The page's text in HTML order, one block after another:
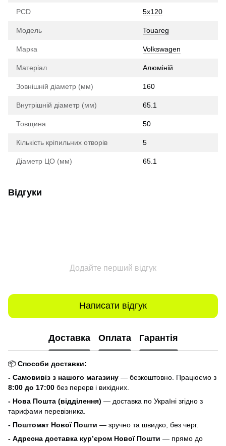
PCD 5x120
Модель Touareg
Марка Volkswagen
Матеріал Алюміній
Зовнішній діаметр (мм) 160
Внутрішній діаметр (мм) 65.1
Товщина 50
Кількість кріпильних отворів 5
Діаметр ЦО (мм) 65.1
Відгуки
Додайте перший відгук
Написати відгук
Доставка Оплата Гарантія
📦 Способи доставки:
- Самовивіз з нашого магазину — безкоштовно. Працюємо з
8:00 до 17:00 без перерв і вихідних.
- Нова Пошта (відділення) — доставка по Україні згідно з
тарифами перевізника.
- Поштомат Нової Пошти — зручно та швидко, без черг.
- Адресна доставка кур’єром Нової Пошти — прямо до